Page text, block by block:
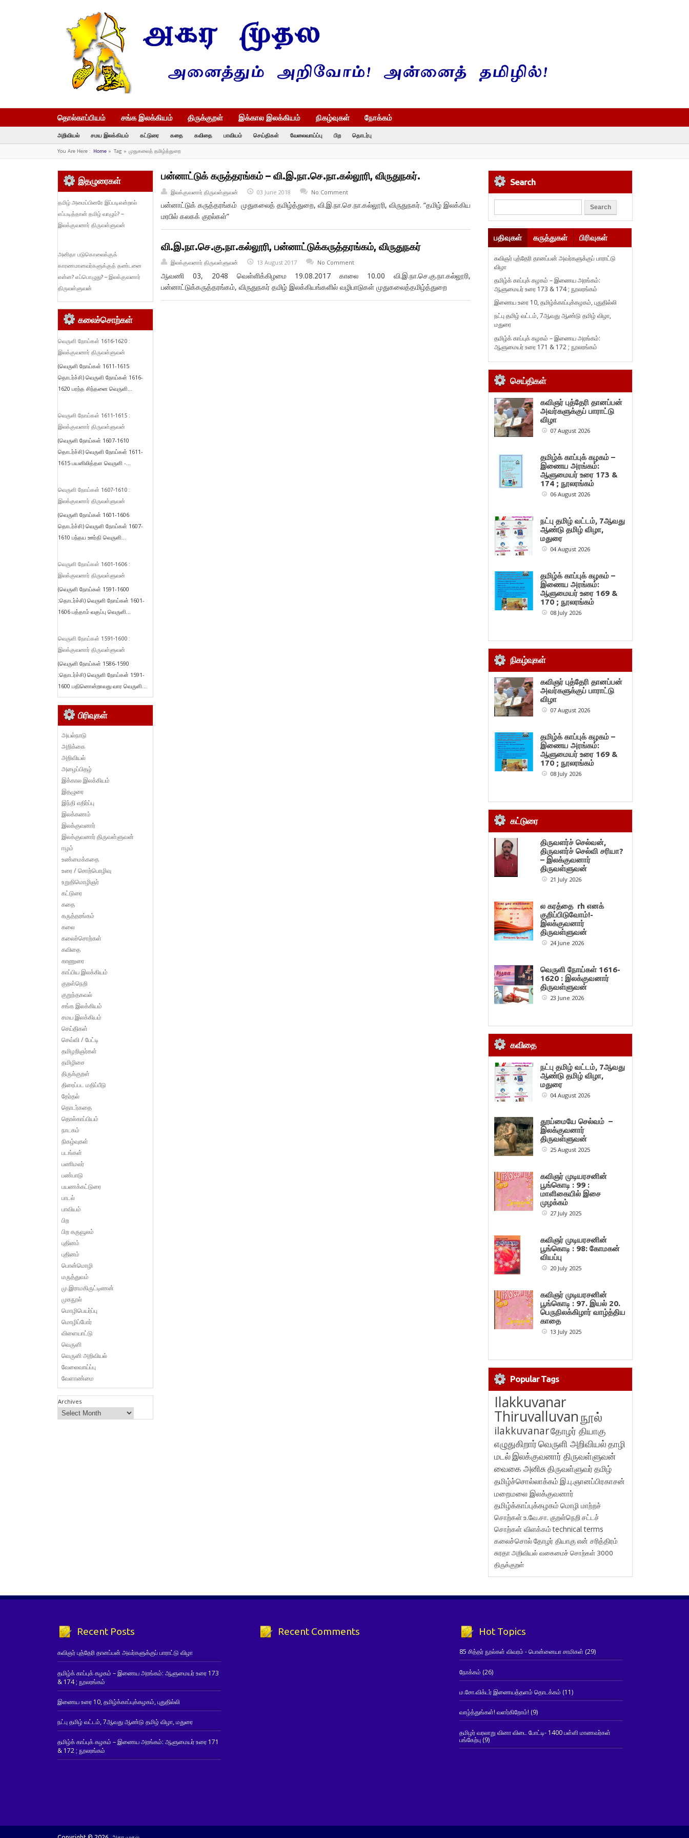
தொல்காப்பியம் சங்க இலக்கியம் திருக்குறள் இக்கால இலக்கியம் நிகழ்வுகள் நோக்கம்
அறிவியல் சமய இலக்கியம் கட்டுரை கதை கவிதை பாவியம் செய்திகள் வேலைவாய்ப்பு பிற தொடர்பு
You Are Here : Home» Tag » முதுகலைத் தமிழ்த்துறை
பன்னாட்டுக் கருத்தரங்கம் – வி.இ.நா.செ.நா.கல்லூரி, விருதுநகர்.
இலக்குவனார் திருவள்ளுவன் 03 June 2018 No Comment
பன்னாட்டுக் கருத்தரங்கம் முதுகலைத் தமிழ்த்துறை, வி.இ.நா.செ.நா.கல்லூரி, விருதுநகர். “தமிழ் இலக்கிய
மரபில் கலகக் குரல்கள்”
வி.இ.நா.செ.கு.நா.கல்லூரி, பன்னாட்டுக்கருத்தரங்கம், விருதுநகர்
இலக்குவனார் திருவள்ளுவன் 13 August 2017 No Comment
ஆவணி 03, 2048 வெள்ளிக்கிழமை 19.08.2017 காலை 10.00 வி.இ.நா.செ.கு.நா.கல்லூரி,
பன்னாட்டுக்கருத்தரங்கம், விருதுநகர் தமிழ் இலக்கியங்களில் வழிபாடுகள் முதுகலைத்தமிழ்த்துறை
இதழுரைகள்
தமிழ் அமைப்பினரே இப்படிஎன்றால்
எப்படித்தான் தமிழ் வாழும்? –
இலக்குவனார் திருவள்ளுவன்
அனிதா படுகொலைக்குக்
காரணமானவர்களுக்குத் தண்டனை
என்ன? எப்பொழுது? – இலக்குவனார்
திருவள்ளுவன்
கலைச்சொற்கள்
வெருளி நோய்கள் 1616-1620 :
இலக்குவனார் திருவள்ளுவன்
(வெருளி நோய்கள் 1611-1615
தொடர்ச்சி) வெருளி நோய்கள் 1616-
1620 பரந்த சிந்தனை வெருளி...
வெருளி நோய்கள் 1611-1615 :
இலக்குவனார் திருவள்ளுவன்
(வெருளி நோய்கள் 1607-1610
தொடர்ச்சி) வெருளி நோய்கள் 1611-
1615 பயனிலித்தள வெருளி -...
வெருளி நோய்கள் 1607-1610 :
இலக்குவனார் திருவள்ளுவன்
(வெருளி நோய்கள் 1601-1606
தொடர்ச்சி) வெருளி நோய்கள் 1607-
1610 பந்தய ஊர்தி வெருளி...
வெருளி நோய்கள் 1601-1606 :
இலக்குவனார் திருவள்ளுவன்
(வெருளி நோய்கள் 1591-1600
:தொடர்ச்சி) வெருளி நோய்கள் 1601-
1606 பத்தாம் வகுப்பு வெருளி...
வெருளி நோய்கள் 1591-1600 :
இலக்குவனார் திருவள்ளுவன்
(வெருளி நோய்கள் 1586-1590
:தொடர்ச்சி) வெருளி நோய்கள் 1591-
1600 பதினொன்றாவது வார வெருளி...
பிரிவுகள்
அயல்நாடு
அறிக்கை
அறிவியல்
அழைப்பிதழ்
இக்கால இலக்கியம்
இதழுரை
இந்தி எதிர்ப்பு
இலக்கணம்
இலக்குவனார்
இலக்குவனார் திருவள்ளுவன்
ஈழம்
உண்மைக்கதை
உரை / சொற்பொழிவு
உறுதிமொழிஞர்
கட்டுரை
கதை
கருத்தரங்கம்
கலை
கலைச்சொற்கள்
கவிதை
காணுரை
காப்பிய இலக்கியம்
குறள்நெறி
குறுந்தகவல்
சங்க இலக்கியம்
சமய இலக்கியம்
செய்திகள்
செவ்வி / பேட்டி
தமிழறிஞர்கள்
தமிழிசை
திருக்குறள்
திரைப்பட மதிப்பீடு
தேர்தல்
தொடர்கதை
தொல்காப்பியம்
நாடகம்
நிகழ்வுகள்
படங்கள்
பணிமலர்
பண்பாடு
பயணக்கட்டுரை
பாடல்
பாவியம்
பிற
பிற கருவூலம்
புதினம்
புதினம்
பொன்மொழி
மருத்துவம்
மு.இராமகிருட்டிணன்
முகநூல்
மொழிபெயர்ப்பு
மொழிப்போர்
விளையாட்டு
வெருளி
வெருளி அறிவியல்
வேலைவாய்ப்பு
வேளாண்மை
Archives
Search
பதிவுகள் கருத்துகள் பிரிவுகள்
கவிஞர் புத்தேரி தானப்பன் அவர்களுக்குப் பாராட்டு
விழா
தமிழ்க் காப்புக் கழகம் – இணைய அரங்கம்:
ஆளுமையர் உரை 173 & 174 ; நூலரங்கம்
இணைய உரை 10, தமிழ்க்காப்புக்கழகம், புதுதில்லி
நட்பு தமிழ் வட்டம், 7ஆவது ஆண்டு தமிழ் விழா,
மதுரை
தமிழ்க் காப்புக் கழகம் – இணைய அரங்கம்:
ஆளுமையர் உரை 171 & 172 ; நூலரங்கம்
செய்திகள்
கவிஞர் புத்தேரி தானப்பன்
அவர்களுக்குப் பாராட்டு
விழா
07 August 2026
தமிழ்க் காப்புக் கழகம் –
இணைய அரங்கம்:
ஆளுமையர் உரை 173 &
174 ; நூலரங்கம்
06 August 2026
நட்பு தமிழ் வட்டம், 7ஆவது
ஆண்டு தமிழ் விழா,
மதுரை
04 August 2026
தமிழ்க் காப்புக் கழகம் –
இணைய அரங்கம்:
ஆளுமையர் உரை 169 &
170 ; நூலரங்கம்
08 July 2026
நிகழ்வுகள்
கவிஞர் புத்தேரி தானப்பன்
அவர்களுக்குப் பாராட்டு
விழா
07 August 2026
தமிழ்க் காப்புக் கழகம் –
இணைய அரங்கம்:
ஆளுமையர் உரை 169 &
170 ; நூலரங்கம்
08 July 2026
கட்டுரை
திருவளர்ச் செல்வன்,
திருவளர்ச் செல்வி சரியா?
– இலக்குவனார்
திருவள்ளுவன்
21 July 2026
ல கரத்தை rh எனக்
குறிப்பிடுவோம்!-
இலக்குவனார்
திருவள்ளுவன்
24 June 2026
வெருளி நோய்கள் 1616-
1620 : இலக்குவனார்
திருவள்ளுவன்
23 June 2026
கவிதை
நட்பு தமிழ் வட்டம், 7ஆவது
ஆண்டு தமிழ் விழா,
மதுரை
04 August 2026
தூய்மையே செல்வம் –
இலக்குவனார்
திருவள்ளுவன்
25 August 2025
கவிஞர் முடியரசனின்
பூங்கொடி : 99 :
மாளிகையில் இசை
முழக்கம்
27 July 2025
கவிஞர் முடியரசனின்
பூங்கொடி : 98: கோமகன்
வியப்பு
20 July 2025
கவிஞர் முடியரசனின்
பூங்கொடி : 97. இயல் 20.
பெருநிலக்கிழார் வாழ்த்திய
காதை
13 July 2025
Popular Tags
Ilakkuvanar
Thiruvalluvanநூல்
ilakkuvanarதோழர் தியாகு
எழுதுகிறார்வெருளி அறிவியல்தாழி
மடல்இலக்குவனார் திருவள்ளுவன்
வைகை அனிசுதிருவள்ளுவர்தமிழ்
தமிழ்ச்சொல்லாக்கம் இ.பு.ஞானப்பிரகாசன்
மறைமலை இலக்குவனார்
தமிழ்க்காப்புக்கழகம் மொழி மாற்றச்
சொற்கள்உ.வே.சா. குறள்நெறி சட்டச்
சொற்கள் விளக்கம்technical terms
கலைச்சொல்தோழர் தியாகுஎன் சரித்திரம்
சுரதாஅறிவியல் வகைமைச் சொற்கள் 3000
திருக்குறள்
Recent Posts
கவிஞர் புத்தேரி தானப்பன் அவர்களுக்குப் பாராட்டு விழா
தமிழ்க் காப்புக் கழகம் – இணைய அரங்கம்: ஆளுமையர் உரை 173
& 174 ; நூலரங்கம்
இணைய உரை 10, தமிழ்க்காப்புக்கழகம், புதுதில்லி
நட்பு தமிழ் வட்டம், 7ஆவது ஆண்டு தமிழ் விழா, மதுரை
தமிழ்க் காப்புக் கழகம் – இணைய அரங்கம்: ஆளுமையர் உரை 171
& 172 ; நூலரங்கம்
Recent Comments Hot Topics
85 சித்தர் நூல்கள் விவரம் - பொன்னையா சாமிகள் (29)
நோக்கம் (26)
ம.சோ.விக்டர் இணையத்தளம் தொடக்கம் (11)
வாழ்த்துங்கள்! வளர்கிறோம்! (9)
தமிழர் வரலாறு வினா விடை போட்டி- 1400 பள்ளி மாணவர்கள்
பங்கேற்பு(9)